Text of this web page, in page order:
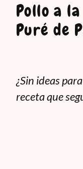
Pollo a la
Puré de
¿Sin ideas